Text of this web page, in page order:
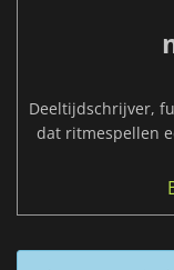
Deeltijdschrijver,
dat ritmespellen